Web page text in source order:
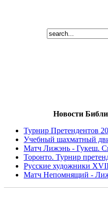
Новости
Турнир Претендентов
Учебный шахматный
Матч Лижэнь - Гукеш.
Торонто. Турнир
Русские художники
Матч Непомнящий -